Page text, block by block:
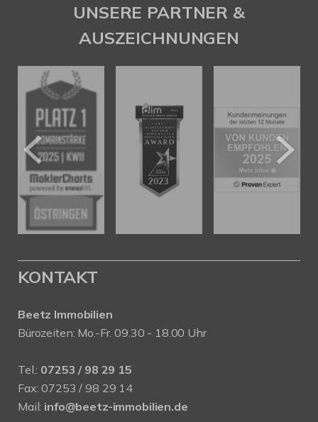
UNSERE PARTNER &
AUSZEICHNUNGEN
KONTAKT
Beetz Immobilien
Bürozeiten: Mo.-Fr. 09.30 - 18.00 Uhr
Tel.: 07253 / 98 29 15
Fax: 07253 / 98 29 14
Mail: info@beetz-immobilien.de